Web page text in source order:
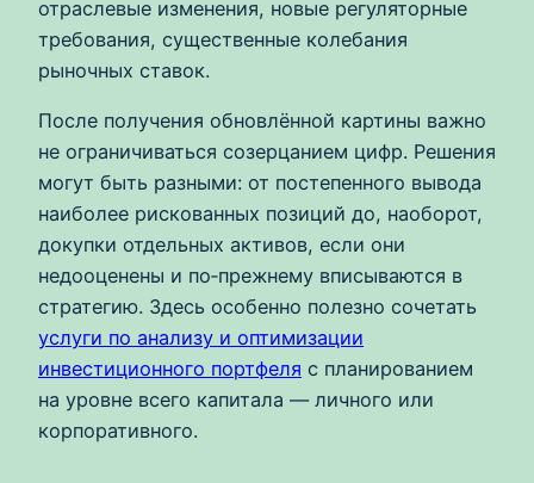
отраслевые изменения, новые регуляторные
требования, существенные колебания
рыночных ставок.
После получения обновлённой картины важно
не ограничиваться созерцанием цифр. Решения
могут быть разными: от постепенного вывода
наиболее рискованных позиций до, наоборот,
докупки отдельных активов, если они
недооценены и по‑прежнему вписываются в
стратегию. Здесь особенно полезно сочетать
услуги по анализу и оптимизации
инвестиционного портфеля с планированием
на уровне всего капитала — личного или
корпоративного.